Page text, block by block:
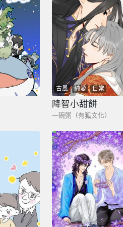
古風 純愛 日常
降智小甜餅
一碗粥（有狐文化）